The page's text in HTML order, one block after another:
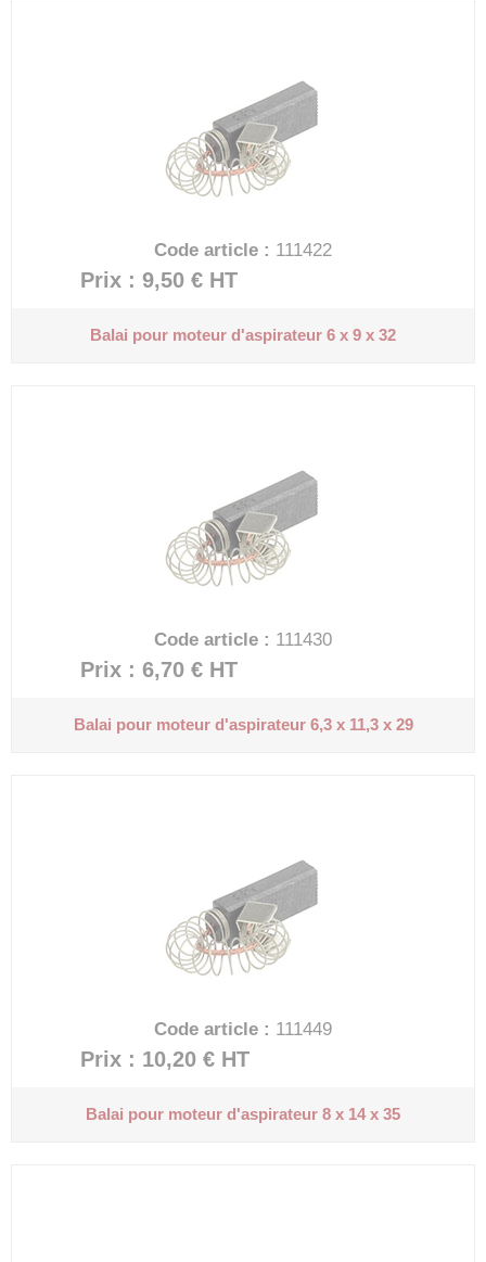
Code article : 111422
Prix : 9,50 € HT
Balai pour moteur d'aspirateur 6 x 9 x 32
Code article : 111430
Prix : 6,70 € HT
Balai pour moteur d'aspirateur 6,3 x 11,3 x 29
Code article : 111449
Prix : 10,20 € HT
Balai pour moteur d'aspirateur 8 x 14 x 35